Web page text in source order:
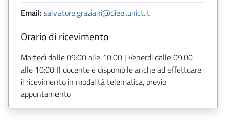
Email: salvatore.graziani@dieei.unict.it
Orario di ricevimento
Martedì dalle 09:00 alle 10:00 | Venerdì dalle 09:00
alle 10:00 Il docente è disponibile anche ad effettuare
il ricevimento in modalità telematica, previo
appuntamento